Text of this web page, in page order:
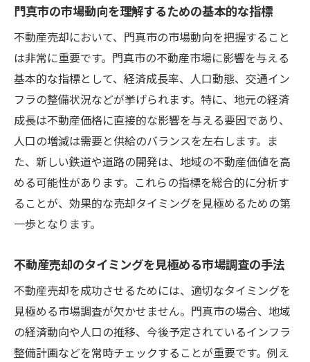
門真市の不動産市場動向を把握するための
最新ツール
市場動向把握に基づく効果的な売却戦略の
立案
地域密着型の戦略で門真市の不動産売却を有利
に進める方法
地域特性を最大限に活かした売却戦略の作
成
門真市のライフスタイルをアピールする方
法
強化
地域密着型マーケティングの効果的な活用
法
門真市の地元コミュニティとの連携を深め
る
門真市の市場動向を理解するための基本的な指標
不動産売却において、門真市の市場動向を把握すること
は非常に重要です。門真市の不動産市場に影響を与える
基本的な指標として、経済成長率、人口動態、交通イン
フラの整備状況などが挙げられます。特に、地元の経済
成長は不動産価格に直接的な影響を与える要因であり、
人口の増減は需要と供給のバランスを左右します。ま
た、新しい鉄道や道路の開発は、地域の不動産価値を高
める可能性があります。これらの指標を総合的に分析す
ることが、効果的な売却タイミングを見極めるための第
一歩となります。
不動産売却のタイミングを見極める市場調査の手法
不動産売却を成功させるためには、適切なタイミングを
見極める市場調査が欠かせません。門真市の場合、地域
の経済動向や人口の推移、今後予定されているインフラ
整備計画などを常時チェックすることが重要です。例え